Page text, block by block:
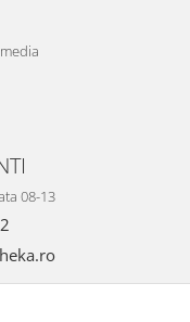
08-13